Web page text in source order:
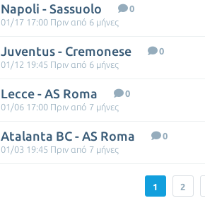
Napoli - Sassuolo
0
01/17 17:00 Πριν από 6 μήνες
Juventus - Cremonese
0
01/12 19:45 Πριν από 6 μήνες
Lecce - AS Roma
0
01/06 17:00 Πριν από 7 μήνες
Atalanta BC - AS Roma
0
01/03 19:45 Πριν από 7 μήνες
1 2